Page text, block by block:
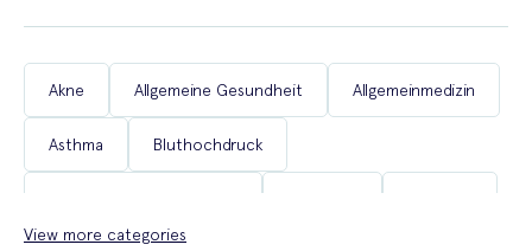
Akne Allgemeine Gesundheit Allgemeinmedizin
Asthma Bluthochdruck
View more categories